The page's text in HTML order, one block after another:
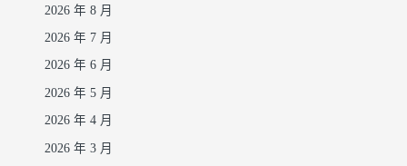
2026 年 8 月
2026 年 7 月
2026 年 6 月
2026 年 5 月
2026 年 4 月
2026 年 3 月